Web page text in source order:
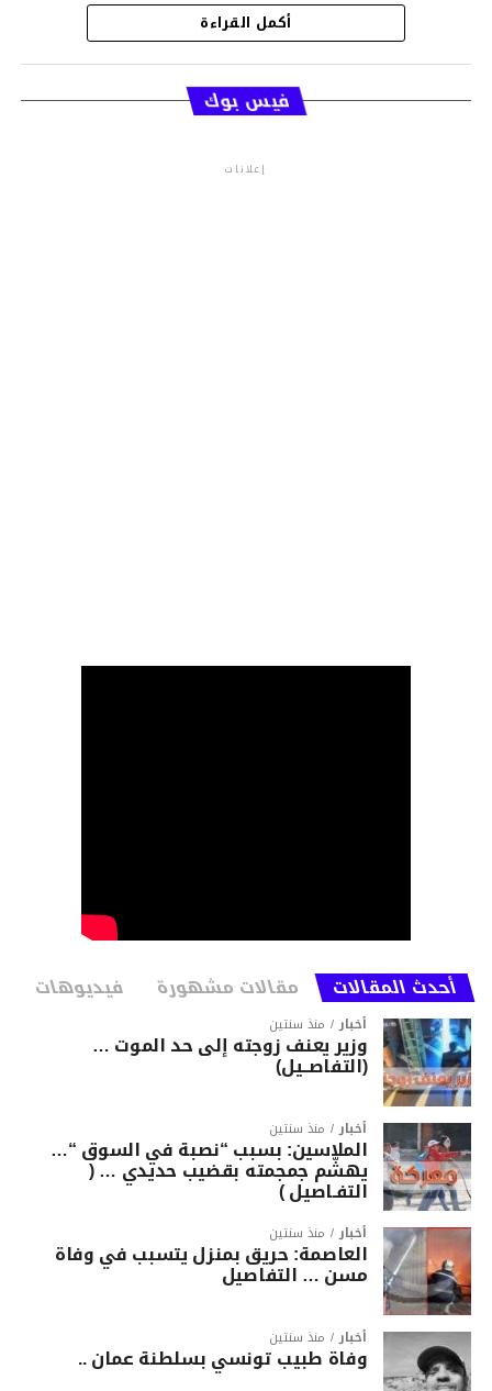
قسم الاخبار
أكمل القراءة
فيس بوك
إعلانات
أحدث المقالات مقالات مشهورة فيديوهات
أخبار منذ سنتين
وزير يعنف زوجته إلى حد الموت …
(التفاصــيل)
أخبار منذ سنتين
الملاسين: بسبب “نصبة في السوق “…
يهشّم جمجمته بقضيب حديدي … (
التفـاصيل )
أخبار منذ سنتين
العاصمة: حريق بمنزل يتسبب في وفاة
مسن … التفاصيل
أخبار منذ سنتين
وفاة طبيب تونسي بسلطنة عمان ..